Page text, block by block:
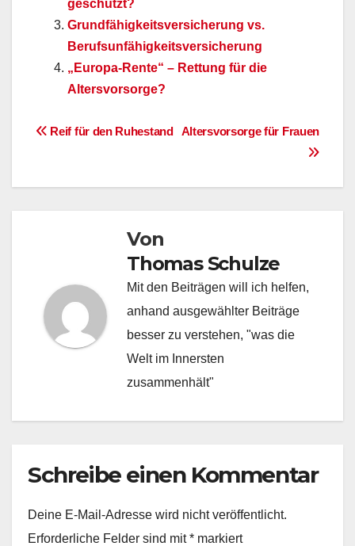
geschützt?
Grundfähigkeitsversicherung vs.
Berufsunfähigkeitsversicherung
„Europa-Rente“ – Rettung für die
Altersvorsorge?
Beitragsnavigation
Altersvorsorge für Frauen
Reif für den Ruhestand
Von
Thomas Schulze
Mit den Beiträgen will ich helfen,
anhand ausgewählter Beiträge
besser zu verstehen, "was die
Welt im Innersten
zusammenhält"
Schreibe einen Kommentar
Deine E-Mail-Adresse wird nicht veröffentlicht.
Erforderliche Felder sind mit* markiert